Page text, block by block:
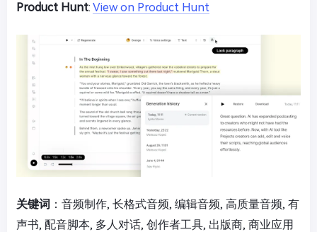
Product Hunt: View on Product Hunt
关键词 ：音频制作, 长格式音频, 编辑音频, 高质量音频, 有
声书, 配音脚本, 多人对话, 创作者工具, 出版商, 商业应用